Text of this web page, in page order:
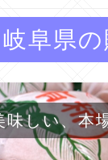
岐阜県
味しい、本